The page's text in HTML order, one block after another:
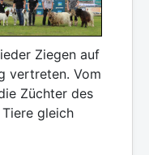
Ziegen auf
vertreten. Vom
Züchter des
gleich